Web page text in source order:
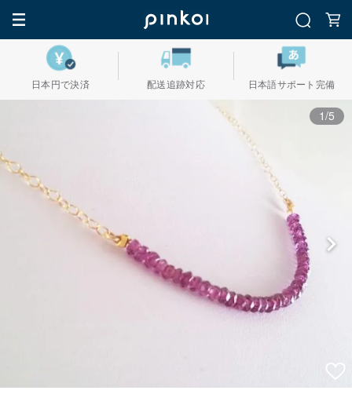
日本円で決済 配送追跡対応 日本語サポート完備
1/5